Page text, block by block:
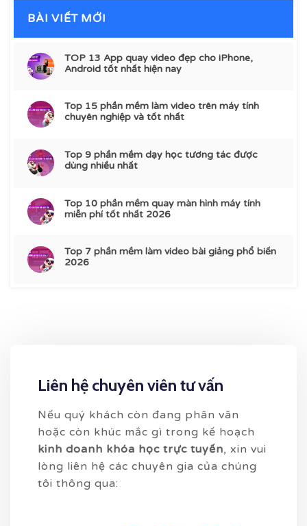
BÀI VIẾT MỚI
TOP 13 App quay video đẹp cho iPhone,
Android tốt nhất hiện nay
Top 15 phần mềm làm video trên máy tính
chuyên nghiệp và tốt nhất
Top 9 phần mềm dạy học tương tác được
dùng nhiều nhất
Top 10 phần mềm quay màn hình máy tính
miễn phí tốt nhất 2026
Top 7 phần mềm làm video bài giảng phổ biến
2026
Liên hệ chuyên viên tư vấn
Nếu quý khách còn đang phân vân
hoặc còn khúc mắc gì trong kế hoạch
kinh doanh khóa học trực tuyến, xin vui
lòng liên hệ các chuyên gia của chúng
tôi thông qua: